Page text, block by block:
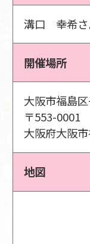
溝口 幸希さ
開催場所
大阪市福島
〒553-0001
大阪府大阪
地図